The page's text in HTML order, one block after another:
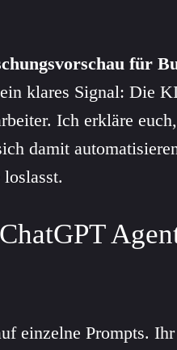
für
ein klares Signal: Die
Ich erkläre
damit
einzelne Prompts.